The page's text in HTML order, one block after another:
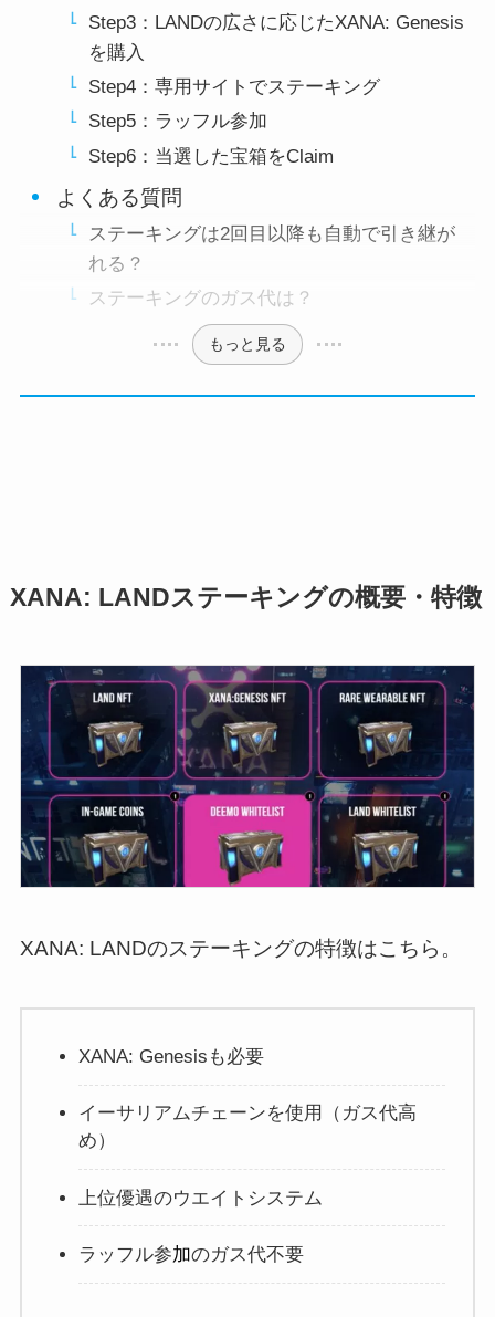
Step3：LANDの広さに応じたXANA: Genesis
を購入
Step4：専用サイトでステーキング
Step5：ラッフル参加
Step6：当選した宝箱をClaim
よくある質問
ステーキングは2回目以降も自動で引き継が
れる？
ステーキングのガス代は？
もっと見る
XANA: LANDステーキングの概要・特徴
XANA: LANDのステーキングの特徴はこちら。
XANA: Genesisも必要
イーサリアムチェーンを使用（ガス代高
め）
上位優遇のウエイトシステム
ラッフル参加のガス代不要